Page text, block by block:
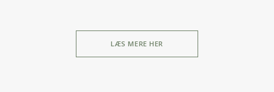
LÆS MERE HER